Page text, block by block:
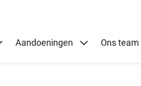
Submenu: Specialisaties
Aandoeningen Submenu:
Ons team